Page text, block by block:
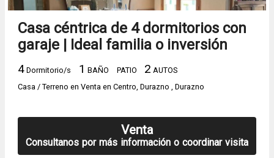
Casa céntrica de 4 dormitorios con
garaje | Ideal familia o inversión
4 Dormitorio/s 1 BAÑO PATIO 2 AUTOS
Casa / Terreno en Venta en Centro, Durazno , Durazno
Venta
Consultanos por más información o coordinar visita